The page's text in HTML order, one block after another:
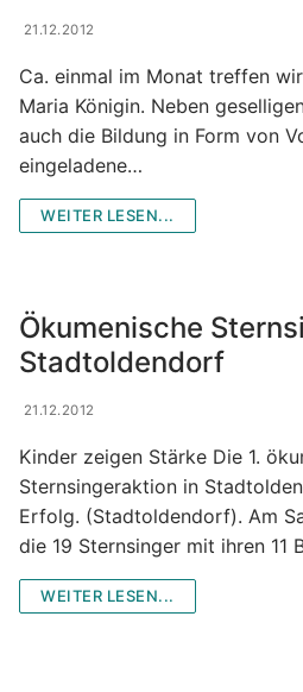
21.12.2012
Ca. einmal im Monat treffen
Maria Königin. Neben
auch die Bildung in Form von
eingeladene…
WEITER LESEN...
Ökumenische
Stadtoldendorf
21.12.2012
Kinder zeigen Stärke Die 1.
Sternsingeraktion in
Erfolg. (Stadtoldendorf). Am
die 19 Sternsinger mit ihren 11
WEITER LESEN...